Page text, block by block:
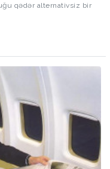
qədər alternativsiz bir